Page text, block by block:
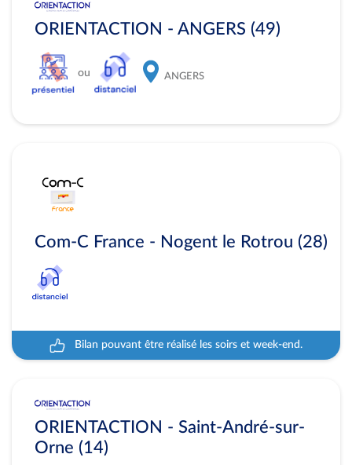
ORIENTACTION - ANGERS (49)
ou ANGERS
Com-C France - Nogent le Rotrou (28)
Bilan pouvant être réalisé les soirs et week-end.
ORIENTACTION - Saint-André-sur-
Orne (14)